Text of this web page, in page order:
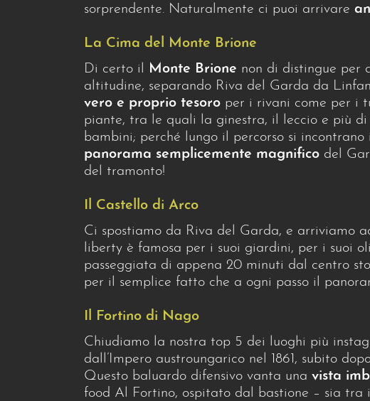
sorprendente. Naturalmente ci puoi arrivare
La Cima del Monte Brione
Di certo il Monte Brione non di distingue per
altitudine, separando Riva del Garda da
vero e proprio tesoro per i rivani come per i
piante, tra le quali la ginestra, il leccio e più
bambini; perché lungo il percorso si
panorama semplicemente magnifico del
del tramonto!
Il Castello di Arco
Ci spostiamo da Riva del Garda, e arriviamo
liberty è famosa per i suoi giardini, per i suoi
passeggiata di appena 20 minuti dal centro
per il semplice fatto che a ogni passo il
Il Fortino di Nago
Chiudiamo la nostra top 5 dei luoghi più
dall’Impero austroungarico nel 1861, subito
Questo baluardo difensivo vanta una vista
food Al Fortino, ospitato dal bastione – sia